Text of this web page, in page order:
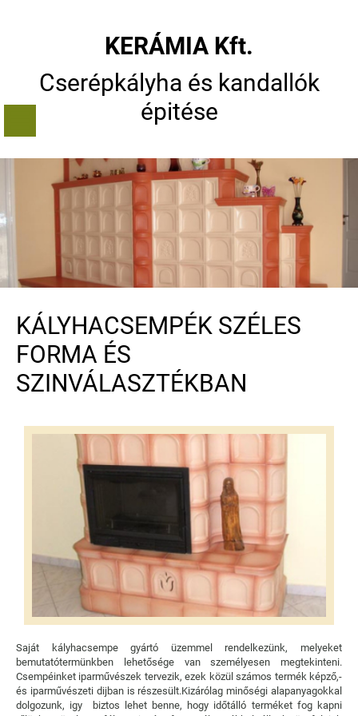
KERÁMIA Kft.
Cserépkályha és kandallók
épitése
KÁLYHACSEMPÉK SZÉLES
FORMA ÉS
SZINVÁLASZTÉKBAN
Saját kályhacsempe gyártó üzemmel rendelkezünk, melyeket
bemutatótermünkben lehetősége van személyesen megtekinteni.
Csempéinket iparművészek tervezik, ezek közül számos termék képző,-
és iparművészeti dijban is részesült.Kizárólag minőségi alapanyagokkal
dolgozunk, igy biztos lehet benne, hogy időtálló terméket fog kapni